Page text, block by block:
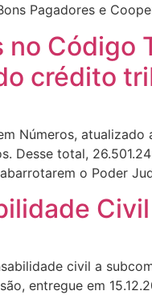
Pagadores e
no Código
crédito
Números,
Desse total,
o Poder
civil a
entregue em